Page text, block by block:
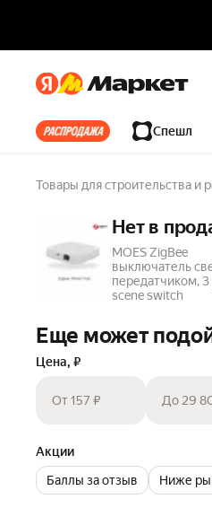
ЯндексЯндекс
Все хиты Спешл
Товары для строительства и
Нет в
MOES ZigBee
выключатель
передатчиком, 3
scene switch
Еще может
Цена, ₽
От 157 ₽ До 29
Акции
Баллы за отзыв
Ниже